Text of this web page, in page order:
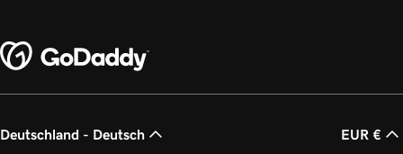
Deutschland - Deutsch EUR €